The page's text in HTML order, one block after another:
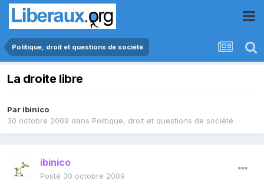
Politique, droit et questions de société
La droite libre
Par ibinico
30 octobre 2009 dans Politique, droit et questions de société
ibinico
Posté 30 octobre 2009